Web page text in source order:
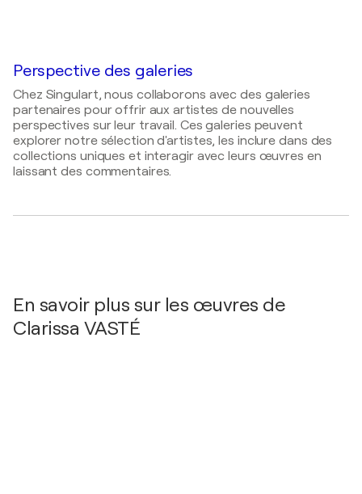
hospitalty / Salon du Made in France Paris parc des
Expositions - Paris, France
2025
Atoll / Comptoir Vincennois - Vincennes, France
2024
Suivre son fil rose / Ebénisterie Galerie - Paris,
Openbach / Openbach Galerie - Vincennes, France
Perspective des galeries
Chez Singulart, nous collaborons avec des galeries
partenaires pour offrir aux artistes de nouvelles
perspectives sur leur travail. Ces galeries peuvent
explorer notre sélection d'artistes, les inclure dans des
collections uniques et interagir avec leurs œuvres en
laissant des commentaires.
En savoir plus sur les œuvres de
Clarissa VASTÉ